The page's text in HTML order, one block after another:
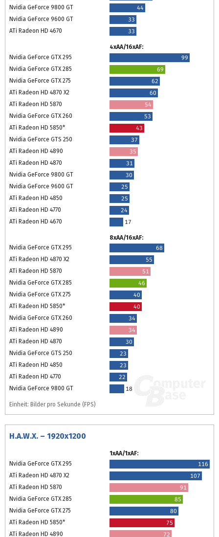
Nvidia GeForce 9800 GT
44
Nvidia GeForce 9600 GT
33
ATi Radeon HD 4670
33
4xAA/16xAF:
Nvidia GeForce GTX 295
99
Nvidia GeForce GTX 285
69
Nvidia GeForce GTX 275
62
ATi Radeon HD 4870 X2
60
ATi Radeon HD 5870
54
Nvidia GeForce GTX 260
53
ATi Radeon HD 5850*
43
Nvidia GeForce GTS 250
37
ATi Radeon HD 4890
35
ATi Radeon HD 4870
31
Nvidia GeForce 9800 GT
30
Nvidia GeForce 9600 GT
25
ATi Radeon HD 4850
25
ATi Radeon HD 4770
24
ATi Radeon HD 4670
17
8xAA/16xAF:
Nvidia GeForce GTX 295
68
ATi Radeon HD 4870 X2
55
ATi Radeon HD 5870
51
Nvidia GeForce GTX 285
46
Nvidia GeForce GTX 275
40
ATi Radeon HD 5850*
40
Nvidia GeForce GTX 260
34
ATi Radeon HD 4890
34
ATi Radeon HD 4870
30
Nvidia GeForce GTS 250
23
ATi Radeon HD 4850
23
ATi Radeon HD 4770
22
Nvidia GeForce 9800 GT
18
Einheit: Bilder pro Sekunde (FPS)
H.A.W.X. – 1920x1200
1xAA/1xAF:
Nvidia GeForce GTX 295
116
ATi Radeon HD 4870 X2
107
ATi Radeon HD 5870
91
Nvidia GeForce GTX 285
85
Nvidia GeForce GTX 275
80
ATi Radeon HD 5850*
75
ATi Radeon HD 4890
72